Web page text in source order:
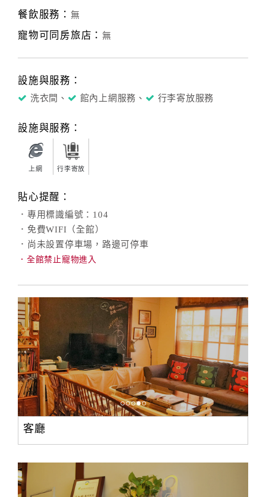
餐飲服務： 無
寵物可同房旅店： 無
設施與服務：
洗衣間、 館內上網服務、 行李寄放服務
設施與服務：
上網 行李寄放
貼心提醒：
．專用標識編號：104
．免費WIFI（全館）
．尚未設置停車場，路邊可停車
．全館禁止寵物進入
客廳